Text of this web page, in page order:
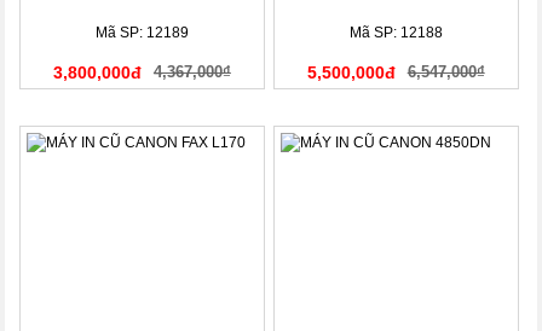
Mã SP: 12189
3,800,000đ 4,367,000₫
Mã SP: 12188
5,500,000đ 6,547,000₫